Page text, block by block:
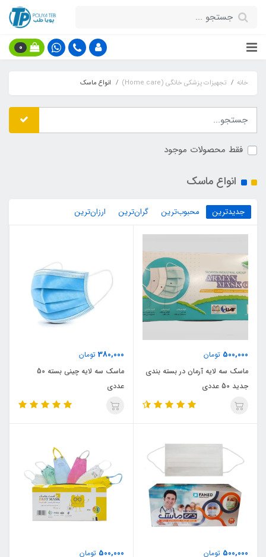
0
خانه تجهیزات پزشکی خانگی (Home care) انواع ماسک
فقط محصولات موجود
انواع ماسک
جدیدترین محبوب‌ترین گران‌ترین ارزان‌ترین
500,000 تومان
ماسک سه لایه آرمان در بسته بندی
جدید 50 عددی
380,000 تومان
ماسک سه لایه چینی بسته 50
عددی
500,000 تومان
500,000 تومان